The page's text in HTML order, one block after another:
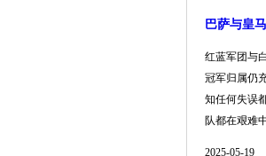
巴萨与皇
红蓝军团与
冠军归属仍
知任何失误
队都在艰难
2025-05-19